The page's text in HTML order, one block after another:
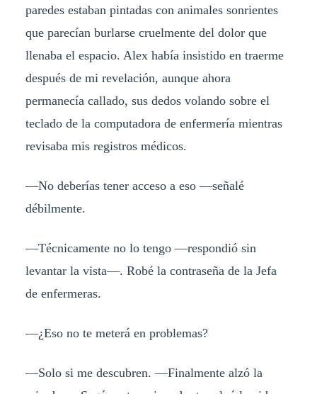
paredes estaban pintadas con animales sonrientes
que parecían burlarse cruelmente del dolor que
llenaba el espacio. Alex había insistido en traerme
después de mi revelación, aunque ahora
permanecía callado, sus dedos volando sobre el
teclado de la computadora de enfermería mientras
revisaba mis registros médicos.
—No deberías tener acceso a eso —señalé
débilmente.
—Técnicamente no lo tengo —respondió sin
levantar la vista—. Robé la contraseña de la Jefa
de enfermeras.
—¿Eso no te meterá en problemas?
—Solo si me descubren. —Finalmente alzó la